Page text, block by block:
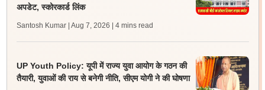
अपडेट, स्कोरकार्ड लिंक
Santosh Kumar | Aug 7, 2026 | 4 mins read
UP Youth Policy: यूपी में राज्य युवा आयोग के गठन की
तैयारी, युवाओं की राय से बनेगी नीति, सीएम योगी ने की घोषणा